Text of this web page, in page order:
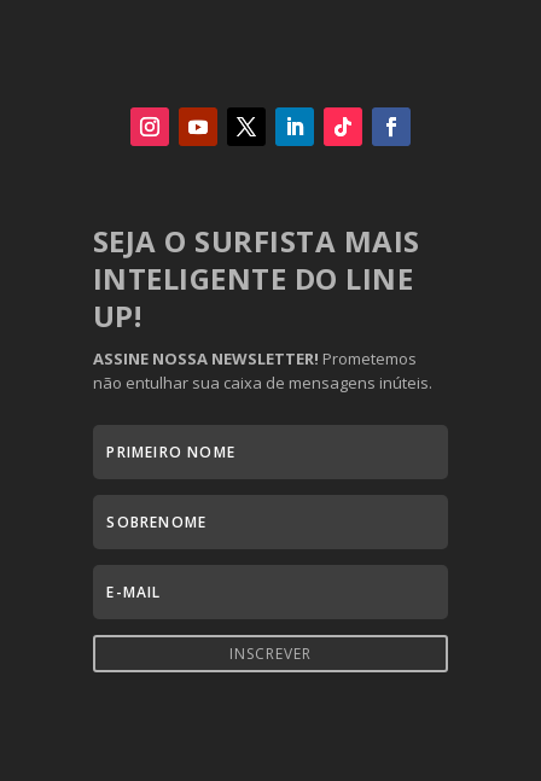
SEJA O SURFISTA MAIS
INTELIGENTE DO LINE
UP!
ASSINE NOSSA NEWSLETTER! Prometemos
não entulhar sua caixa de mensagens inúteis.
INSCREVER